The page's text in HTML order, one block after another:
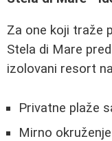
Za one koji traže
Stela di Mare
izolovani resort
Privatne plaže
Mirno